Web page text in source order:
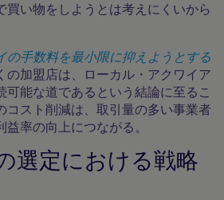
買い物をしようとは考えにくいから
の手数料を最小限に抑えようとする
の加盟店は、ローカル・アクワイア
可能な道であるという結論に至るこ
コスト削減は、取引量の多い事業者
率の向上につながる。
選定における戦略